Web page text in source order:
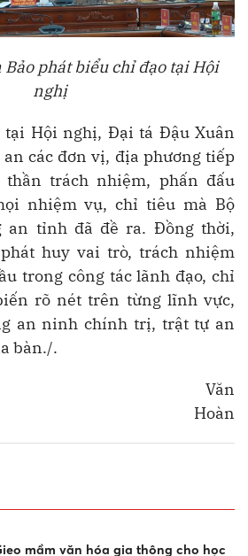
phát biểu chỉ đạo tại Hội
nghị
tại Hội nghị, Đại tá Đậu Xuân
an các đơn vị, địa phương tiếp
trách nhiệm, phấn đấu
nhiệm vụ, chỉ tiêu mà Bộ
an tỉnh đã đề ra. Đồng thời,
huy vai trò, trách nhiệm
trong công tác lãnh đạo, chỉ
rõ nét trên từng lĩnh vực,
an ninh chính trị, trật tự an
bàn./.
Văn
Hoàn
mầm văn hóa gia thông cho học